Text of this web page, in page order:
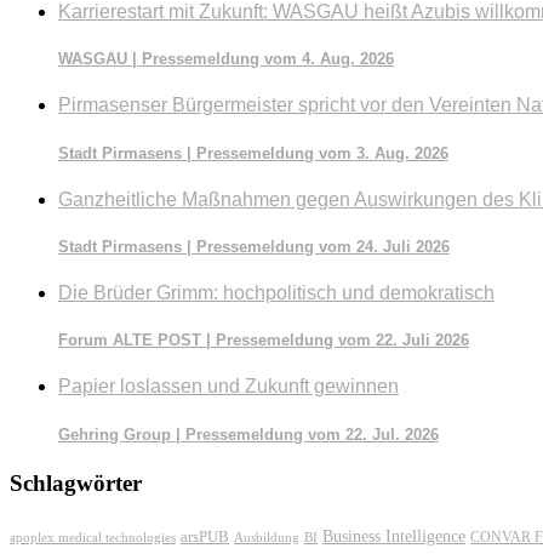
Karrierestart mit Zukunft: WASGAU heißt Azubis
WASGAU | Pressemeldung vom 4. Aug. 2026
Pirmasenser Bürgermeister spricht vor den Vereinten
Stadt Pirmasens | Pressemeldung vom 3. Aug. 2026
Ganzheitliche Maßnahmen gegen Auswirkungen des
Stadt Pirmasens | Pressemeldung vom 24. Juli 2026
Die Brüder Grimm: hochpolitisch und demokratisch
Forum ALTE POST | Pressemeldung vom 22. Juli 2026
Papier loslassen und Zukunft gewinnen
Gehring Group | Pressemeldung vom 22. Jul. 2026
Schlagwörter
apoplex medical technologies arsPUB Ausbildung BI Business Intelligence CONVAR